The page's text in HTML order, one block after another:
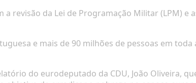
revisão da Lei de Programação Militar (LPM) e
e mais de 90 milhões de pessoas em toda
do eurodeputado da CDU, João Oliveira,